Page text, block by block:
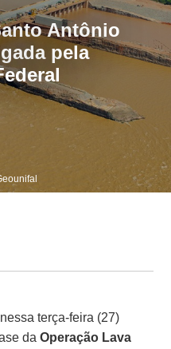
Antônio
pela
terça-feira (27)
daOperação Lava